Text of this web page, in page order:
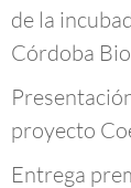
de la
Córdoba
proyecto
Entrega